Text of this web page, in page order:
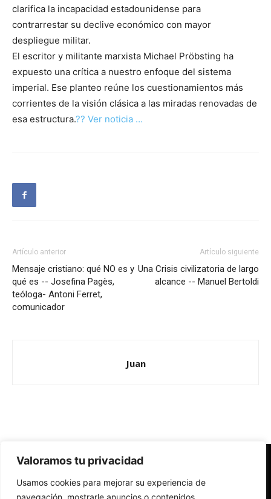
Valoramos tu privacidad
Usamos cookies para mejorar su experiencia de
navegación, mostrarle anuncios o contenidos
clarifica la incapacidad estadounidense para
contrarrestar su declive económico con mayor
despliegue militar.
El escritor y militante marxista Michael Pröbsting ha
expuesto una crítica a nuestro enfoque del sistema
imperial. Ese planteo reúne los cuestionamientos más
corrientes de la visión clásica a las miradas renovadas de
esa estructura.?? Ver noticia …
Artículo anterior
Mensaje cristiano: qué NO es y
qué es -- Josefina Pagès,
teóloga- Antoni Ferret,
comunicador
Artículo siguiente
Una Crisis civilizatoria de largo
alcance -- Manuel Bertoldi
Juan
Redes Cristianas
Una mirada alternativa sobre la Iglesia católica y la sociedad
- Colectivos de Redes Cristianas